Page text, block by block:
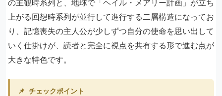
の主観時系列と、地球で「ヘイル・メアリー計画」が立ち
上がる回想時系列が並行して進行する二層構造になってお
り、記憶喪失の主人公が少しずつ自分の使命を思い出して
いく仕掛けが、読者と完全に視点を共有する形で進む点が
大きな特色です。
📌 チェックポイント